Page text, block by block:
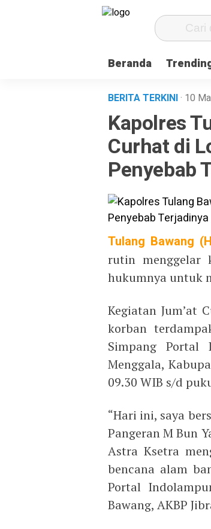
Beranda
BERITA TERKINI· 10
Kapolres
Curhat di
Penyebab
Tulang Bawang
rutin menggelar
hukumnya untuk
Kegiatan Jum’at
korban
Simpang Portal
Menggala,
09.30 WIB s/d
“Hari ini, saya
Pangeran M Bun
Astra Ksetra
bencana alam
Portal
Bawang, AKBP